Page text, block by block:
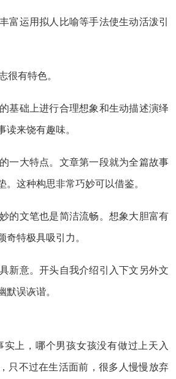
富运用拟人比喻等手法使生动活泼引
很有特色。
基础上进行合理想象和生动描述演绎
读来饶有趣味。
一大特点。文章第一段就为全篇故事
。这种构思非常巧妙可以借鉴。
的文笔也是简洁流畅。想象大胆富有
奇特极具吸引力。
新意。开头自我介绍引入下文另外文
默误诙谐。
实上，哪个男孩女孩没有做过上天入
只不过在生活面前，很多人慢慢放弃